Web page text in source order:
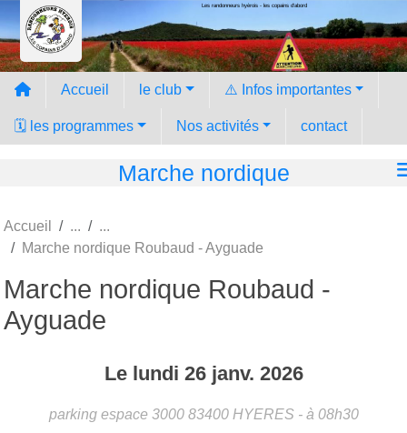
Les randonneurs hyèrois - les copains d'abord
Accueil le club ⚠️ Infos importantes
🗓️ les programmes Nos activités contact
Marche nordique
Accueil
Marche nordique Roubaud - Ayguade
Marche nordique Roubaud -
Ayguade
Le lundi 26 janv. 2026
parking espace 3000 83400 HYERES - à 08h30
Panneau de gestion des cookies